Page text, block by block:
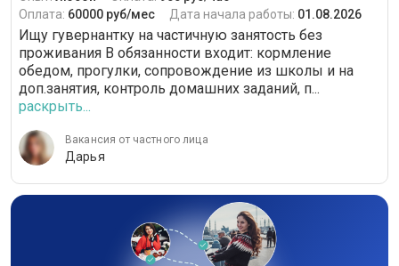
Оплата: 60000 руб/мес Дата начала работы: 01.08.2026
Ищу гувернантку на частичную занятость без
проживания В обязанности входит: кормление
обедом, прогулки, сопровождение из школы и на
доп.занятия, контроль домашних заданий, п...
раскрыть...
Вакансия от частного лица
Дарья